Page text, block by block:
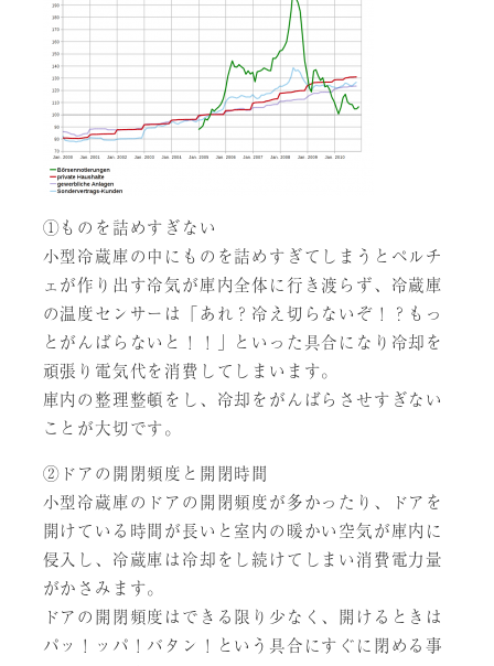
①ものを詰めすぎない
小型冷蔵庫の中にものを詰めすぎてしまうとペルチ
ェが作り出す冷気が庫内全体に行き渡らず、冷蔵庫
の温度センサーは「あれ？冷え切らないぞ！？もっ
とがんばらないと！！」といった具合になり冷却を
頑張り電気代を消費してしまいます。
庫内の整理整頓をし、冷却をがんばらさせすぎない
ことが大切です。
②ドアの開閉頻度と開閉時間
小型冷蔵庫のドアの開閉頻度が多かったり、ドアを
開けている時間が長いと室内の暖かい空気が庫内に
侵入し、冷蔵庫は冷却をし続けてしまい消費電力量
がかさみます。
ドアの開閉頻度はできる限り少なく、開けるときは
パッ！ッパ！バタン！という具合にすぐに閉める事